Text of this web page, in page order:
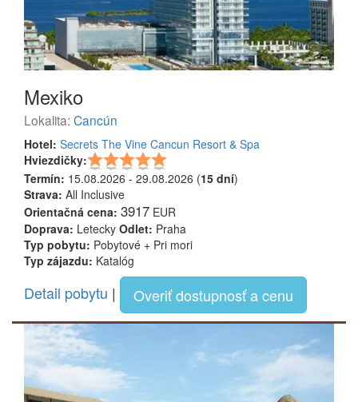
Mexiko
Lokalita: Cancún
Hotel: Secrets The Vine Cancun Resort & Spa
Hviezdičky:
Termín: 15.08.2026 - 29.08.2026 (15 dní)
Strava: All Inclusive
Orientačná cena: 3917 EUR
Doprava: Letecky Odlet: Praha
Typ pobytu: Pobytové + Pri mori
Typ zájazdu: Katalóg
Detail pobytu | Overiť dostupnosť a cenu